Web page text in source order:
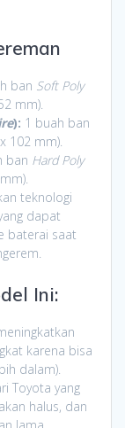
ban Soft Poly
mm).
): 1 buah ban
102 mm).
ban Hard Poly
teknologi
dapat
baterai saat
Ini:
karena bisa
dalam).
Toyota yang
halus, dan